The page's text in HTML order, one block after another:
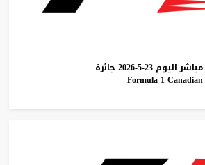
مباشر اليوم 23-5-2026
جائزة
Formula 1 Canadian